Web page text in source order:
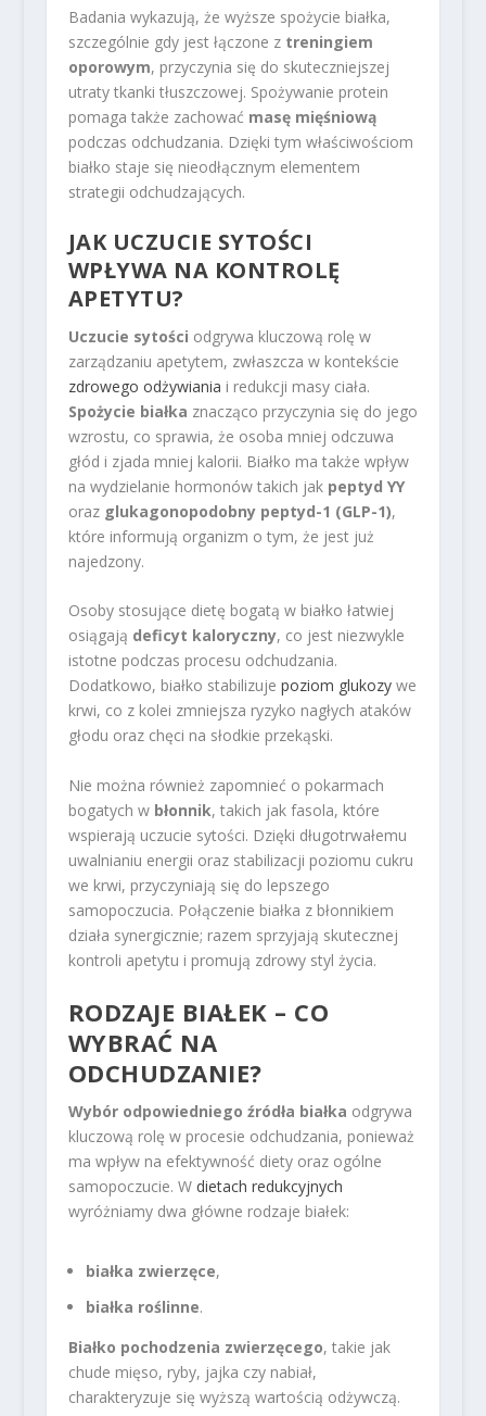
Badania wykazują, że wyższe spożycie białka,
szczególnie gdy jest łączone z treningiem
oporowym, przyczynia się do skuteczniejszej
utraty tkanki tłuszczowej. Spożywanie protein
pomaga także zachować masę mięśniową
podczas odchudzania. Dzięki tym właściwościom
białko staje się nieodłącznym elementem
strategii odchudzających.
JAK UCZUCIE SYTOŚCI
WPŁYWA NA KONTROLĘ
APETYTU?
Uczucie sytości odgrywa kluczową rolę w
zarządzaniu apetytem, zwłaszcza w kontekście
zdrowego odżywiania i redukcji masy ciała.
Spożycie białka znacząco przyczynia się do jego
wzrostu, co sprawia, że osoba mniej odczuwa
głód i zjada mniej kalorii. Białko ma także wpływ
na wydzielanie hormonów takich jak peptyd YY
oraz glukagonopodobny peptyd-1 (GLP-1),
które informują organizm o tym, że jest już
najedzony.
Osoby stosujące dietę bogatą w białko łatwiej
osiągają deficyt kaloryczny, co jest niezwykle
istotne podczas procesu odchudzania.
Dodatkowo, białko stabilizuje poziom glukozywe
krwi, co z kolei zmniejsza ryzyko nagłych ataków
głodu oraz chęci na słodkie przekąski.
Nie można również zapomnieć o pokarmach
bogatych w błonnik, takich jak fasola, które
wspierają uczucie sytości. Dzięki długotrwałemu
uwalnianiu energii oraz stabilizacji poziomu cukru
we krwi, przyczyniają się do lepszego
samopoczucia. Połączenie białka z błonnikiem
działa synergicznie; razem sprzyjają skutecznej
kontroli apetytu i promują zdrowy styl życia.
RODZAJE BIAŁEK – CO
WYBRAĆ NA
ODCHUDZANIE?
Wybór odpowiedniego źródła białka odgrywa
kluczową rolę w procesie odchudzania, ponieważ
ma wpływ na efektywność diety oraz ogólne
samopoczucie. W dietach redukcyjnych
wyróżniamy dwa główne rodzaje białek:
białka zwierzęce,
białka roślinne.
Białko pochodzenia zwierzęcego, takie jak
chude mięso, ryby, jajka czy nabiał,
charakteryzuje się wyższą wartością odżywczą.